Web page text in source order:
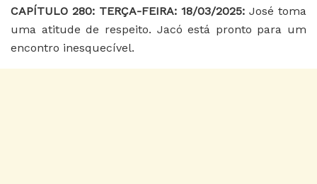
CAPÍTULO 280: TERÇA-FEIRA: 18/03/2025: José toma
uma atitude de respeito. Jacó está pronto para um
encontro inesquecível.